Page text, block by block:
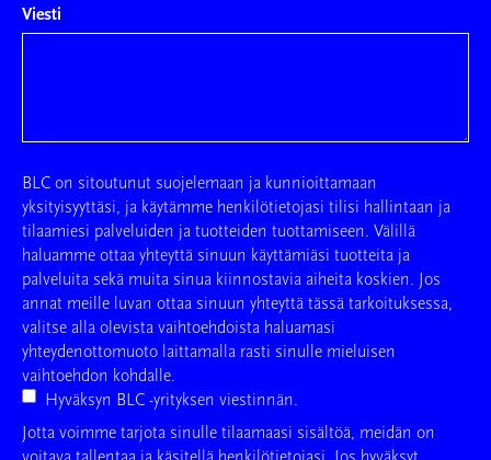
Viesti
BLC on sitoutunut suojelemaan ja kunnioittamaan
yksityisyyttäsi, ja käytämme henkilötietojasi tilisi hallintaan ja
tilaamiesi palveluiden ja tuotteiden tuottamiseen. Välillä
haluamme ottaa yhteyttä sinuun käyttämiäsi tuotteita ja
palveluita sekä muita sinua kiinnostavia aiheita koskien. Jos
annat meille luvan ottaa sinuun yhteyttä tässä tarkoituksessa,
valitse alla olevista vaihtoehdoista haluamasi
yhteydenottomuoto laittamalla rasti sinulle mieluisen
vaihtoehdon kohdalle.
Hyväksyn BLC -yrityksen viestinnän.
Jotta voimme tarjota sinulle tilaamaasi sisältöä, meidän on